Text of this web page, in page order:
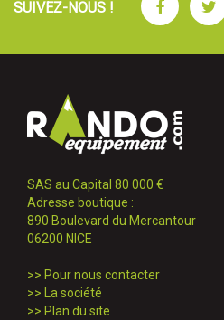
SUIVEZ-NOUS !
SAS au Capital 80 000 €
Adresse boutique :
890 Boulevard du Mercantour
06200 NICE
>> Pour nous contacter
>>
La société
>> Plan du site